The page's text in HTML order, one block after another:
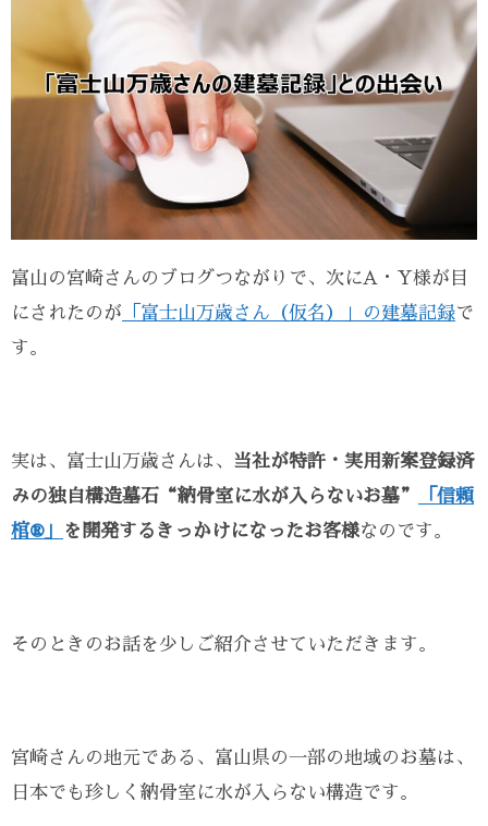
富山の宮崎さんのブログつながりで、次にA・Y様が目
にされたのが 「富士山万歳さん（仮名）」の建墓記録で
す。
実は、富士山万歳さんは、 当社が特許・実用新案登録済
みの独自構造墓石“納骨室に水が入らないお墓”
「信頼
棺®」
を開発するきっかけになったお客様なのです。
そのときのお話を少しご紹介させていただきます。
宮崎さんの地元である、富山県の一部の地域のお墓は、
日本でも珍しく納骨室に水が入らない構造です。